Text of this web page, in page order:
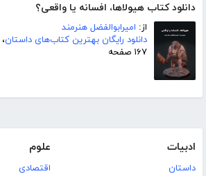
دانلود کتاب هیولاها، افسانه یا واقعی؟
از: امیرابوالفضل هنرمند
دانلود رایگان بهترین کتاب‌های داستان،
۱۶۷ صفحه
ادبیات
داستان
علوم
اقتصادی